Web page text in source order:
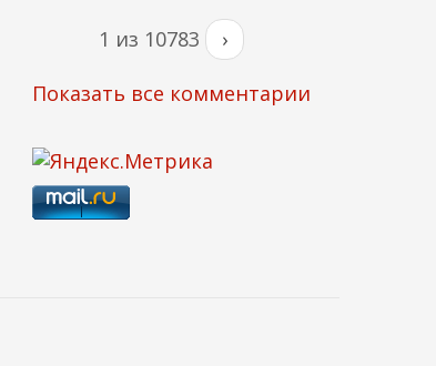
1 из 10783 ›
Показать все комментарии